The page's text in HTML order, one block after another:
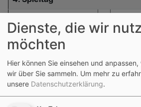
SG SpVgg/DJK Rohr
Tore: Damian Graf 2, Alexander
Muschaweck
5. Spieltag
DJK Göggelsbuch
Dienste, die wir
möchten
Hier können Sie einsehen und
wir über Sie sammeln. Um mehr zu
unsere Datenschutzerklärung.